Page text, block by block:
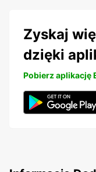
Zyskaj
dzięki
Pobierz aplikację